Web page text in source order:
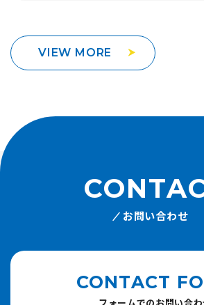
VIEW MORE
お問い合わせ
CONTACT
フォームでのお問い合わ